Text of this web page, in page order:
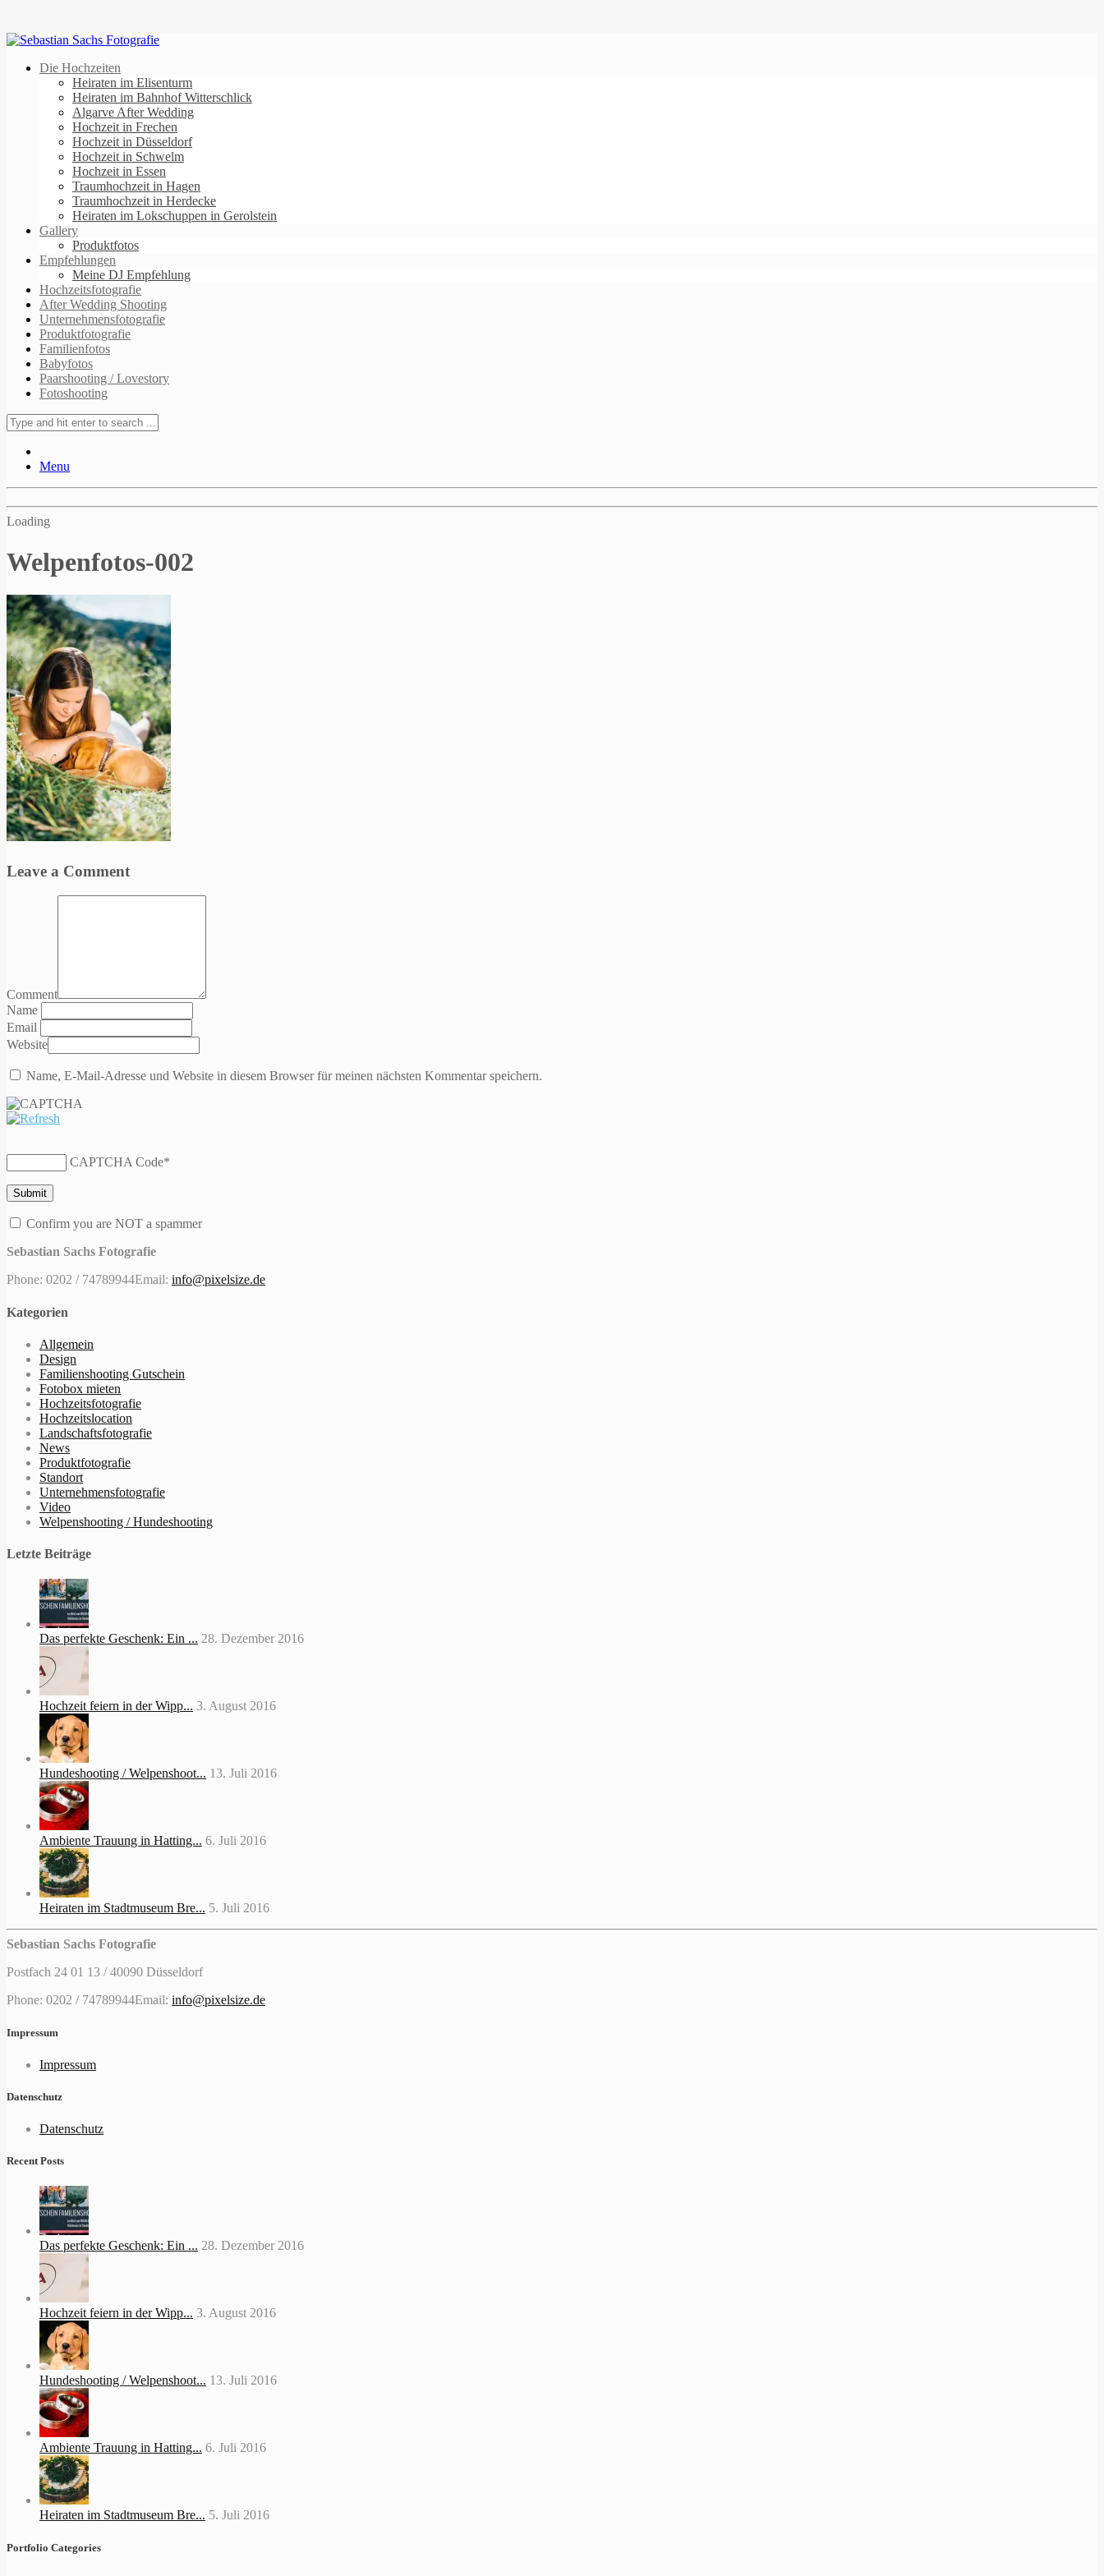
Die Hochzeiten
Heiraten im Elisenturm
Heiraten im Bahnhof Witterschlick
Algarve After Wedding
Hochzeit in Frechen
Hochzeit in Düsseldorf
Hochzeit in Schwelm
Hochzeit in Essen
Traumhochzeit in Hagen
Traumhochzeit in Herdecke
Heiraten im Lokschuppen in Gerolstein
Gallery
Produktfotos
Empfehlungen
Meine DJ Empfehlung
Hochzeitsfotografie
After Wedding Shooting
Unternehmensfotografie
Produktfotografie
Familienfotos
Babyfotos
Paarshooting / Lovestory
Fotoshooting
Menu
Loading
Welpenfotos-002
Leave a Comment
Comment
Name
Email
Website
Name, E-Mail-Adresse und Website in diesem Browser für meinen nächsten Kommentar speichern.
CAPTCHA Code*
Confirm you are NOT a spammer
Sebastian Sachs Fotografie
Phone: 0202 / 74789944Email: info@pixelsize.de
Kategorien
Allgemein
Design
Familienshooting Gutschein
Fotobox mieten
Hochzeitsfotografie
Hochzeitslocation
Landschaftsfotografie
News
Produktfotografie
Standort
Unternehmensfotografie
Video
Welpenshooting / Hundeshooting
Letzte Beiträge
Das perfekte Geschenk: Ein ... 28. Dezember 2016
Hochzeit feiern in der Wipp... 3. August 2016
Hundeshooting / Welpenshoot... 13. Juli 2016
Ambiente Trauung in Hatting... 6. Juli 2016
Heiraten im Stadtmuseum Bre... 5. Juli 2016
Sebastian Sachs Fotografie
Postfach 24 01 13 / 40090 Düsseldorf
Phone: 0202 / 74789944Email: info@pixelsize.de
Impressum
Impressum
Datenschutz
Datenschutz
Recent Posts
Das perfekte Geschenk: Ein ... 28. Dezember 2016
Hochzeit feiern in der Wipp... 3. August 2016
Hundeshooting / Welpenshoot... 13. Juli 2016
Ambiente Trauung in Hatting... 6. Juli 2016
Heiraten im Stadtmuseum Bre... 5. Juli 2016
Portfolio Categories